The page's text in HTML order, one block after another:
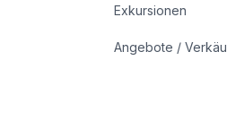
Exkursionen
Angebote /